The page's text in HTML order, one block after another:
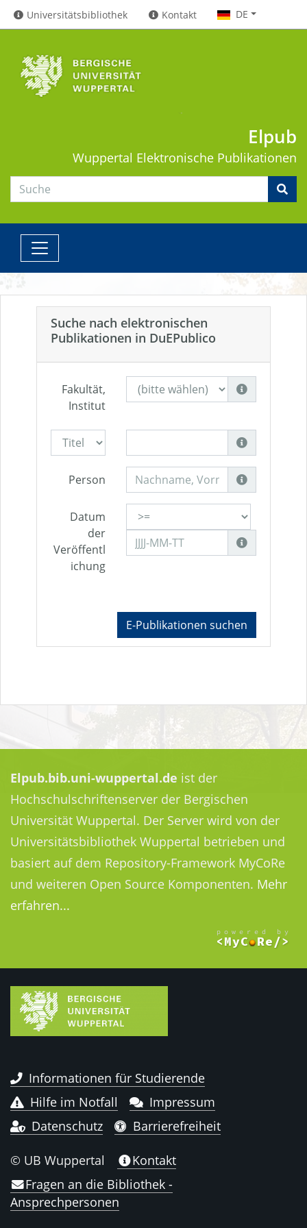
Universitätsbibliothek Kontakt DE
Elpub
Wuppertal Elektronische Publikationen
Suche nach elektronischen
Publikationen in DuEPublico
Fakultät,
Institut
Person
Datum
der
Veröffentl
ichung
E-Publikationen suchen
Elpub.bib.uni-wuppertal.de ist der
Hochschulschriftenserver der Bergischen
Universität Wuppertal. Der Server wird von der
Universitätsbibliothek Wuppertal betrieben und
basiert auf dem Repository-Framework MyCoRe
und weiteren Open Source Komponenten. Mehr
erfahren...
Informationen für Studierende
Hilfe im Notfall
Impressum
Datenschutz
Barrierefreiheit
© UB Wuppertal
Kontakt
Fragen an die Bibliothek -
Ansprechpersonen